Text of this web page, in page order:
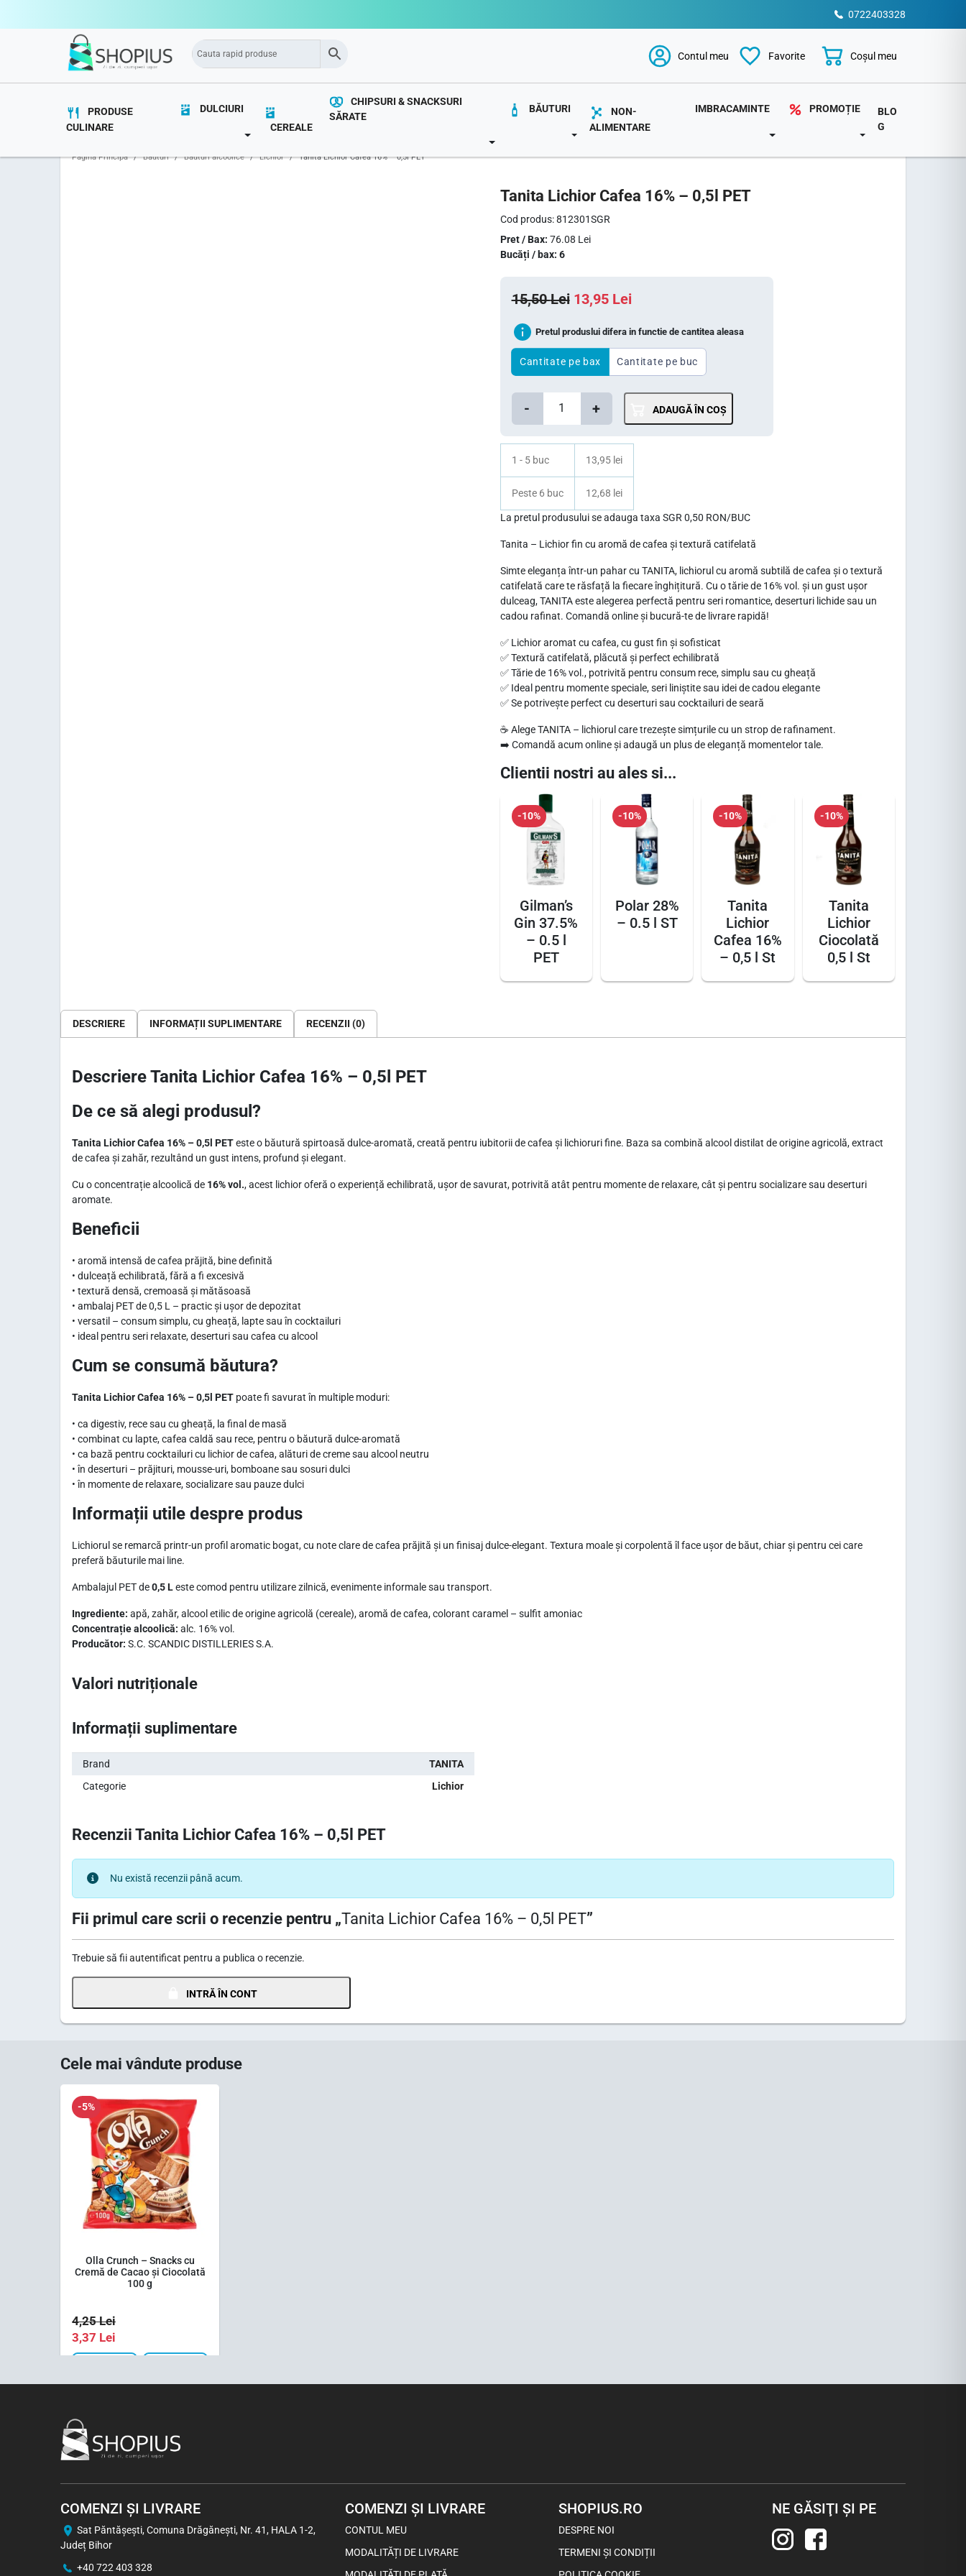
0722403328
Contul meu Favorite Coșul meu
PRODUSE
CULINARE
DULCIURI
TOGGLE DROPDOWN
CEREALE
CHIPSURI & SNACKSURI
SĂRATE
TOGGLE DROPDOWN
BĂUTURI
TOGGLE DROPDOWN
NON-
ALIMENTARE
IMBRACAMINTE
TOGGLE DROPDOWN
PROMOȚIE
TOGGLE DROPDOWN
BLO
G
Pagina Principă Băuturi Băuturi alcoolice Lichior Tanita Lichior Cafea 16% – 0,5l PET
Tanita Lichior Cafea 16% – 0,5l PET
Cod produs: 812301SGR
Pret / Bax: 76.08 Lei
Bucăți / bax: 6
15,50Lei P
ț
n
i
a
a
f
o
s
t
:
1
5
,
5
.
13,95 LeiP
ț
c
u
n
t
s
t
e
:
1
3
,
9
5
e
Pretul produslui difera in functie de cantitea aleasa
Cantitate pe bax Cantitate pe buc
-
t
i
t
a
e
T
a
n
t
a
i
h
C
6
0
l
+ ADAUGĂ ÎN COȘ
1 - 5 buc 13,95 lei
Peste 6 buc 12,68 lei
La pretul produsului se adauga taxa SGR 0,50 RON/BUC
Tanita – Lichior fin cu aromă de cafea și textură catifelată
Simte eleganța într-un pahar cu TANITA, lichiorul cu aromă subtilă de cafea și o textură
catifelată care te răsfață la fiecare înghițitură. Cu o tărie de 16% vol. și un gust ușor
dulceag, TANITA este alegerea perfectă pentru seri romantice, deserturi lichide sau un
cadou rafinat. Comandă online și bucură-te de livrare rapidă!
✅ Lichior aromat cu cafea, cu gust fin și sofisticat
✅ Textură catifelată, plăcută și perfect echilibrată
✅ Tărie de 16% vol., potrivită pentru consum rece, simplu sau cu gheață
✅ Ideal pentru momente speciale, seri liniștite sau idei de cadou elegante
✅ Se potrivește perfect cu deserturi sau cocktailuri de seară
☕ Alege TANITA – lichiorul care trezește simțurile cu un strop de rafinament.
➡️ Comandă acum online și adaugă un plus de eleganță momentelor tale.
Clientii nostri au ales si...
-10%
Gilman’s
Gin 37.5%
– 0.5 l
PET
-10%
Polar 28%
– 0.5 l ST
-10%
Tanita
Lichior
Cafea 16%
– 0,5 l St
-10%
Tanita
Lichior
Ciocolată
0,5 l St
DESCRIERE INFORMAȚII SUPLIMENTARE RECENZII (0)
Descriere Tanita Lichior Cafea 16% – 0,5l PET
De ce să alegi produsul?
Tanita Lichior Cafea 16% – 0,5l PETeste o băutură spirtoasă dulce-aromată, creată pentru iubitorii de cafea și lichioruri fine. Baza sa combină alcool distilat de origine agricolă, extract
de cafea și zahăr, rezultând un gust intens, profund și elegant.
Cu o concentrație alcoolică de 16% vol., acest lichior oferă o experiență echilibrată, ușor de savurat, potrivită atât pentru momente de relaxare, cât și pentru socializare sau deserturi
aromate.
Beneficii
• aromă intensă de cafea prăjită, bine definită
• dulceață echilibrată, fără a fi excesivă
• textură densă, cremoasă și mătăsoasă
• ambalaj PET de 0,5 L – practic și ușor de depozitat
• versatil – consum simplu, cu gheață, lapte sau în cocktailuri
• ideal pentru seri relaxate, deserturi sau cafea cu alcool
Cum se consumă băutura?
Tanita Lichior Cafea 16% – 0,5l PET poate fi savurat în multiple moduri:
• ca digestiv, rece sau cu gheață, la final de masă
• combinat cu lapte, cafea caldă sau rece, pentru o băutură dulce-aromată
• ca bază pentru cocktailuri cu lichior de cafea, alături de creme sau alcool neutru
• în deserturi – prăjituri, mousse-uri, bomboane sau sosuri dulci
• în momente de relaxare, socializare sau pauze dulci
Informații utile despre produs
Lichiorul se remarcă printr-un profil aromatic bogat, cu note clare de cafea prăjită și un finisaj dulce-elegant. Textura moale și corpolentă îl face ușor de băut, chiar și pentru cei care
preferă băuturile mai line.
Ambalajul PET de0,5 Leste comod pentru utilizare zilnică, evenimente informale sau transport.
Ingrediente: apă, zahăr, alcool etilic de origine agricolă (cereale), aromă de cafea, colorant caramel – sulfit amoniac
Concentrație alcoolică: alc. 16% vol.
Producător: S.C. SCANDIC DISTILLERIES S.A.
Valori nutriționale
Informații suplimentare
Brand
TANITA
Categorie
Lichior
Recenzii Tanita Lichior Cafea 16% – 0,5l PET
Nu există recenzii până acum.
Fii primul care scrii o recenzie pentru „Tanita Lichior Cafea 16% – 0,5l PET”
Trebuie să fiiautentificat pentru a publica o recenzie.
INTRĂ ÎN CONT
Cele mai vândute produse
-5%
Olla Crunch – Snacks cu
Cremă de Cacao și Ciocolată
100 g
4,25Lei
3,37 Lei
Viva Chips cu Aromă de Pui
COMENZI ȘI LIVRARE
Sat Păntăşeşti, Comuna Drăgăneşti, Nr. 41, HALA 1-2,
Județ Bihor
+40 722 403 328
COMENZI ȘI LIVRARE
CONTUL MEU
MODALITĂȚI DE LIVRARE
SHOPIUS.RO
DESPRE NOI
TERMENI ȘI CONDIȚII
NE GĂSIŢI ŞI PE